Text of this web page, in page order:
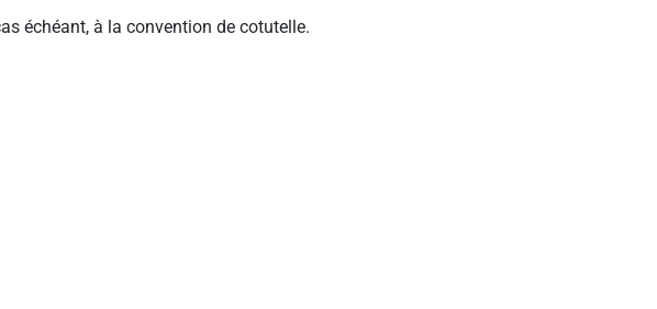
échéant, à la convention de cotutelle.